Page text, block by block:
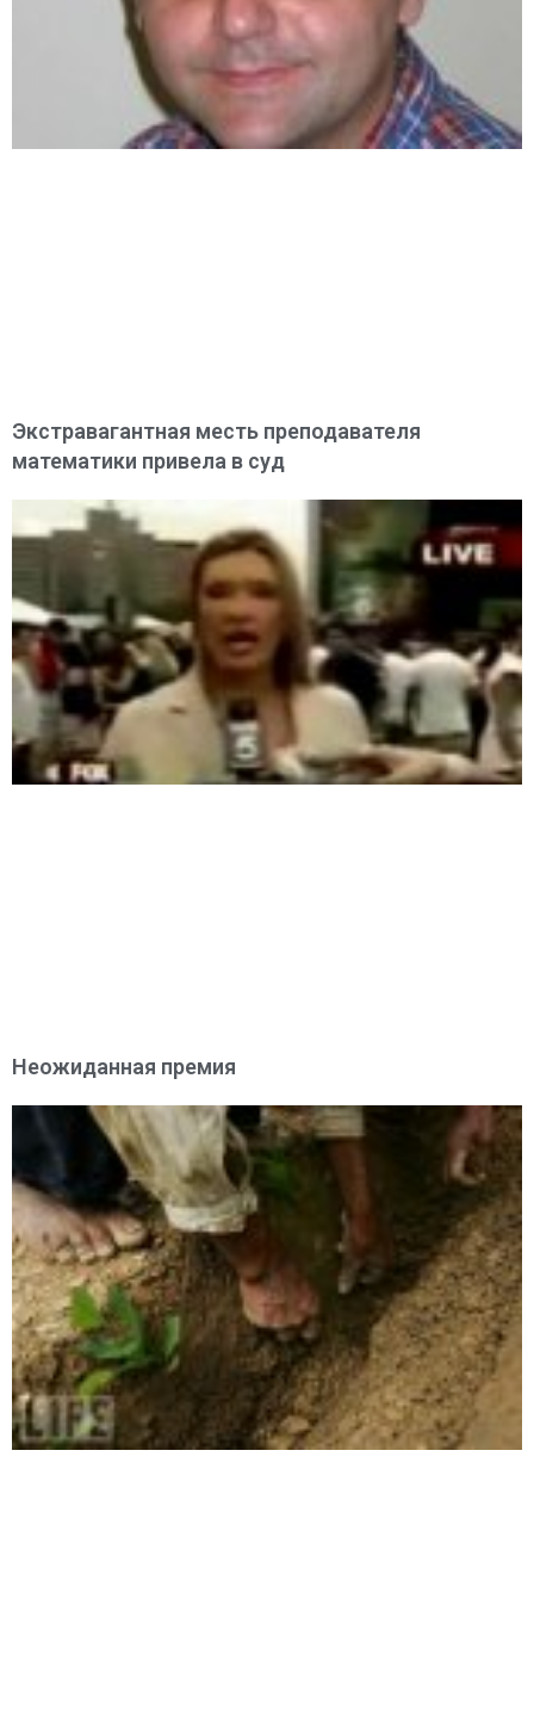
Экстравагантная месть преподавателя
математики привела в суд
Неожиданная премия